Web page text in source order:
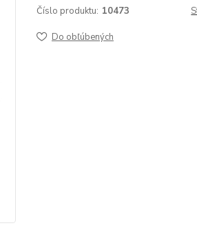
Číslo produktu: 10473
Do obľúbených